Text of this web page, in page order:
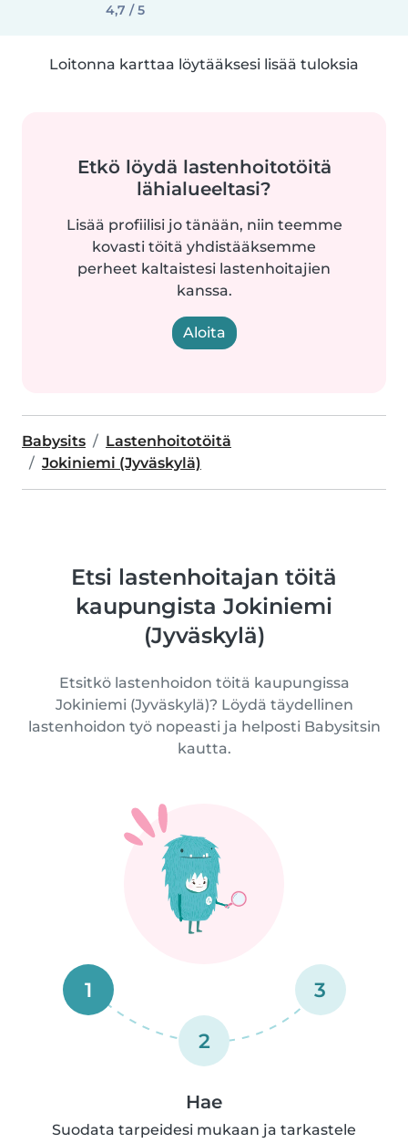
4,7 / 5
Loitonna karttaa löytääksesi lisää tuloksia
Etkö löydä lastenhoitotöitä
lähialueeltasi?
Lisää profiilisi jo tänään, niin teemme
kovasti töitä yhdistääksemme
perheet kaltaistesi lastenhoitajien
kanssa.
Aloita
Babysits
Lastenhoitotöitä
Jokiniemi (Jyväskylä)
Etsi lastenhoitajan töitä
kaupungista Jokiniemi
(Jyväskylä)
Etsitkö lastenhoidon töitä kaupungissa
Jokiniemi (Jyväskylä)? Löydä täydellinen
lastenhoidon työ nopeasti ja helposti Babysitsin
kautta.
1
2
3
Hae
Suodata tarpeidesi mukaan ja tarkastele